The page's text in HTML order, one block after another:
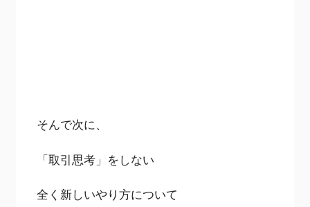
そんで次に、
「取引思考」をしない
全く新しいやり方について